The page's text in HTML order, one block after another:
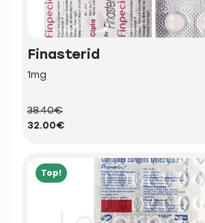
Finasterid
1mg
38.40€
32.00€
Top!